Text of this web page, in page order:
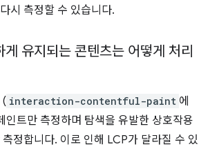
시 측정할 수 있습니다.
유지되는 콘텐츠는 어떻게 처리
( interaction-contentful-paint 에
인트만 측정하며 탐색을 유발한 상호작용
정합니다. 이로 인해 LCP가 달라질 수 있